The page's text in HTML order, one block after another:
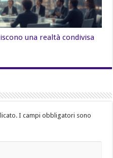
una realtà condivisa
I campi obbligatori sono